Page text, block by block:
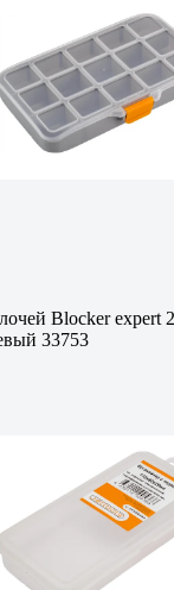
Blocker expert
33753